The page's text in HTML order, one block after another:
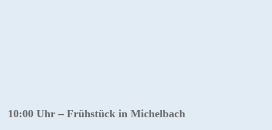
10:00 Uhr – Frühstück in Michelbach